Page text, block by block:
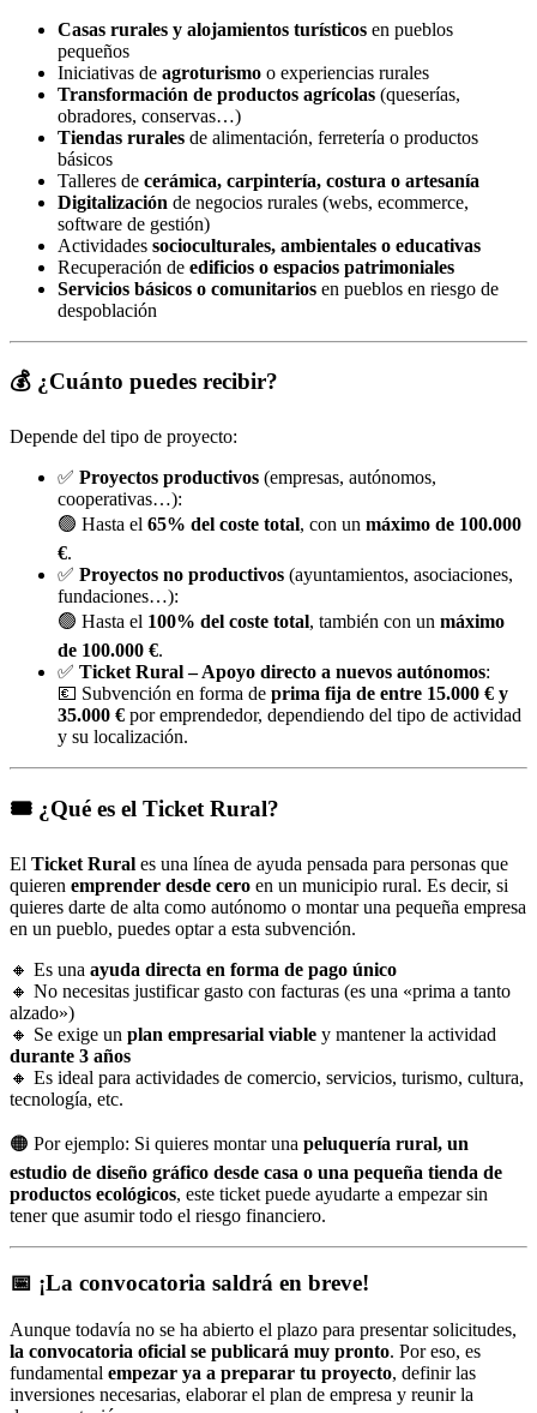
Casas rurales y alojamientos turísticos en pueblos
pequeños
Iniciativas de agroturismo o experiencias rurales
Transformación de productos agrícolas (queserías,
obradores, conservas…)
Tiendas rurales de alimentación, ferretería o productos
básicos
Talleres de cerámica, carpintería, costura o artesanía
Digitalización de negocios rurales (webs, ecommerce,
software de gestión)
Actividades socioculturales, ambientales o educativas
Recuperación de edificios o espacios patrimoniales
Servicios básicos o comunitarios en pueblos en riesgo de
despoblación
💰 ¿Cuánto puedes recibir?
Depende del tipo de proyecto:
✅ Proyectos productivos (empresas, autónomos,
cooperativas…):
🟢 Hasta el 65% del coste total, con un máximo de 100.000
€.
✅ Proyectos no productivos (ayuntamientos, asociaciones,
fundaciones…):
🟢 Hasta el 100% del coste total, también con un máximo
de 100.000 €.
✅ Ticket Rural – Apoyo directo a nuevos autónomos:
💶 Subvención en forma de prima fija de entre 15.000 € y
35.000 € por emprendedor, dependiendo del tipo de actividad
y su localización.
🎟️ ¿Qué es el Ticket Rural?
El Ticket Rural es una línea de ayuda pensada para personas que
quieren emprender desde cero en un municipio rural. Es decir, si
quieres darte de alta como autónomo o montar una pequeña empresa
en un pueblo, puedes optar a esta subvención.
🔸 Es una ayuda directa en forma de pago único
🔸 No necesitas justificar gasto con facturas (es una «prima a tanto
alzado»)
🔸 Se exige un plan empresarial viable y mantener la actividad
durante 3 años
🔸 Es ideal para actividades de comercio, servicios, turismo, cultura,
tecnología, etc.
🟠 Por ejemplo: Si quieres montar una peluquería rural, un
estudio de diseño gráfico desde casa o una pequeña tienda de
productos ecológicos, este ticket puede ayudarte a empezar sin
tener que asumir todo el riesgo financiero.
📅 ¡La convocatoria saldrá en breve!
Aunque todavía no se ha abierto el plazo para presentar solicitudes,
la convocatoria oficial se publicará muy pronto. Por eso, es
fundamental empezar ya a preparar tu proyecto, definir las
inversiones necesarias, elaborar el plan de empresa y reunir la